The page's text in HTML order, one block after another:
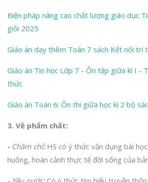
Biện pháp nâng cao chất lượng giáo dục
giỏi 2025
Giáo án dạy thêm Toán 7 sách Kết nối tri
Giáo án Tin học Lớp 7 - Ôn tập giữa kì I -
thức
Giáo án Toán 6: Ôn thi giữa học kì 2 bộ
3. Về phẩm chất:
- Chăm chỉ:HS có ý thức vận dụng bài
huống, hoàn cảnh thực tế đời sống của